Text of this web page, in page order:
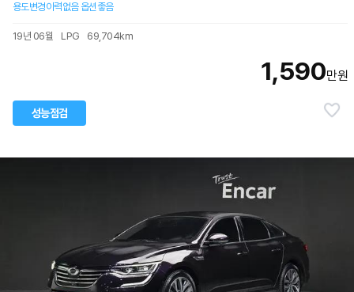
용도변경이력없음 옵션좋음
19년 06월 LPG 69,704km
성능점검
1,590만원